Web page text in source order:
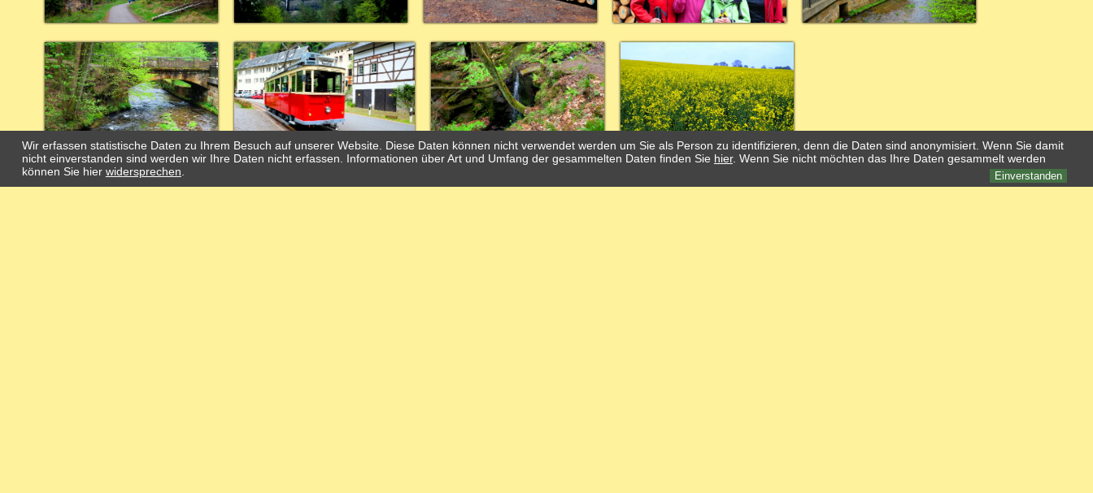
Wir erfassen statistische Daten zu Ihrem Besuch auf unserer Website. Diese Daten können nicht verwendet werden um Sie als Person zu identifizieren, denn die Daten sind anonymisiert. Wenn Sie damit
nicht einverstanden sind werden wir Ihre Daten nicht erfassen. Informationen über Art und Umfang der gesammelten Daten finden Sie hier. Wenn Sie nicht möchten das Ihre Daten gesammelt werden
können Sie hier widersprechen Einverstanden